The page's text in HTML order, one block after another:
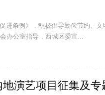
进条例》，积极倡导勤俭节约、
办公室指导，西城区委宣...